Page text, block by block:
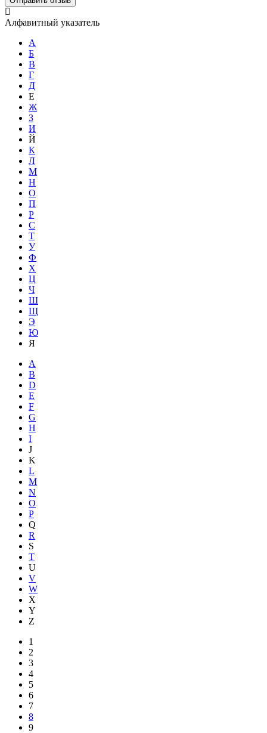
Алфавитный указатель
А
Б
В
Г
Д
Е
Ж
З
И
Й
К
Л
М
Н
О
П
Р
С
Т
У
Ф
Х
Ц
Ч
Ш
Щ
Э
Ю
Я
A
B
D
E
F
G
H
I
J
K
L
M
N
O
P
Q
R
S
T
U
V
W
X
Y
Z
1
2
3
4
5
6
7
8
9